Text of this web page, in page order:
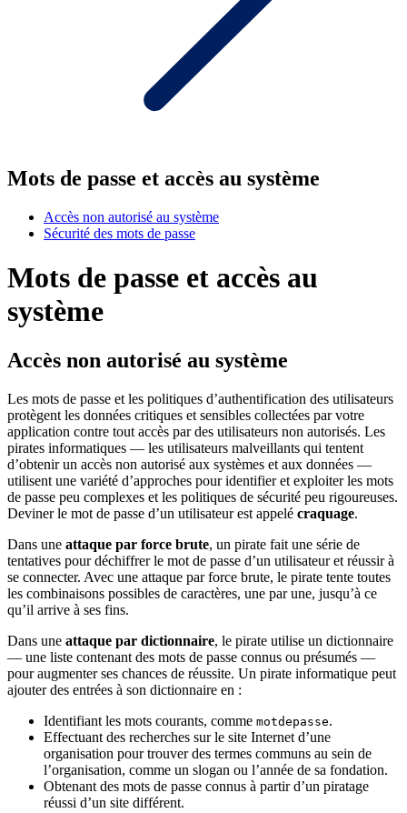
Mots de passe et accès au système
Accès non autorisé au système
Sécurité des mots de passe
Mots de passe et accès au
système
Accès non autorisé au système
Les mots de passe et les politiques d’authentification des utilisateurs
protègent les données critiques et sensibles collectées par votre
application contre tout accès par des utilisateurs non autorisés. Les
pirates informatiques — les utilisateurs malveillants qui tentent
d’obtenir un accès non autorisé aux systèmes et aux données —
utilisent une variété d’approches pour identifier et exploiter les mots
de passe peu complexes et les politiques de sécurité peu rigoureuses.
Deviner le mot de passe d’un utilisateur est appelé craquage.
Dans une attaque par force brute, un pirate fait une série de
tentatives pour déchiffrer le mot de passe d’un utilisateur et réussir à
se connecter. Avec une attaque par force brute, le pirate tente toutes
les combinaisons possibles de caractères, une par une, jusqu’à ce
qu’il arrive à ses fins.
Dans une attaque par dictionnaire, le pirate utilise un dictionnaire
— une liste contenant des mots de passe connus ou présumés —
pour augmenter ses chances de réussite. Un pirate informatique peut
ajouter des entrées à son dictionnaire en :
Identifiant les mots courants, comme motdepasse.
Effectuant des recherches sur le site Internet d’une
organisation pour trouver des termes communs au sein de
l’organisation, comme un slogan ou l’année de sa fondation.
Obtenant des mots de passe connus à partir d’un piratage
réussi d’un site différent.